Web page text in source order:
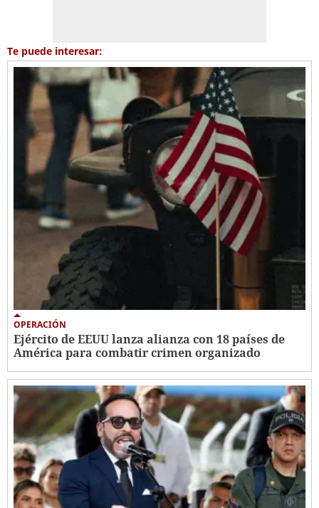
Te puede interesar:
OPERACIÓN
Ejército de EEUU lanza alianza con 18 países de
América para combatir crimen organizado